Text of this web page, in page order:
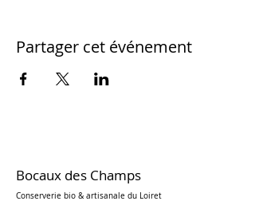
Partager cet événement
Bocaux des Champs
Conserverie bio & artisanale du Loiret